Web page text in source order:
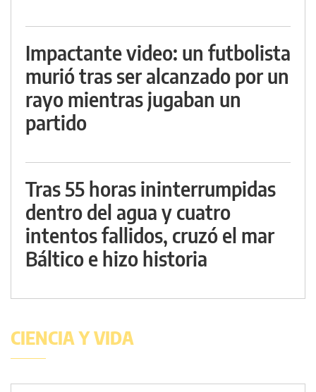
Impactante video: un futbolista
murió tras ser alcanzado por un
rayo mientras jugaban un
partido
Tras 55 horas ininterrumpidas
dentro del agua y cuatro
intentos fallidos, cruzó el mar
Báltico e hizo historia
CIENCIA Y VIDA